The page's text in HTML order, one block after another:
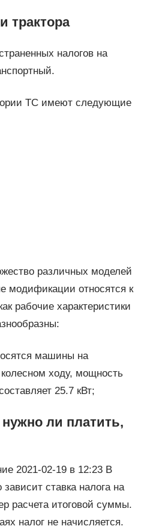
трактора
налогов на
ТС имеют следующие
различных моделей
модификации относятся к
рабочие характеристики
машины на
ходу, мощность
25.7 кВт;
нужно ли платить,
2021-02-19 в 12:23 В
ставка налога на
расчета итоговой суммы.
налог не начисляется.